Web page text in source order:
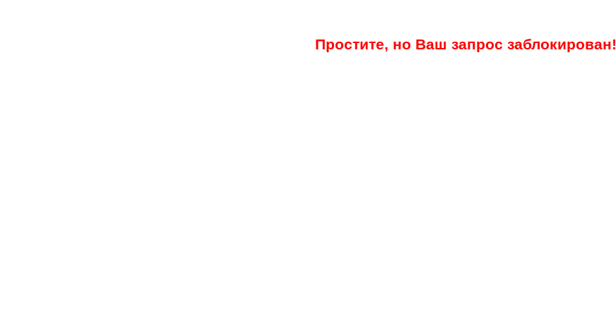
Простите, но Ваш запрос заблокирован!